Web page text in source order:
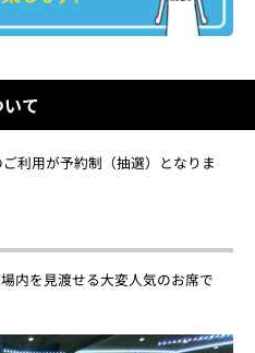
て
利用が予約制（抽選）となりま
内を見渡せる大変人気のお席で